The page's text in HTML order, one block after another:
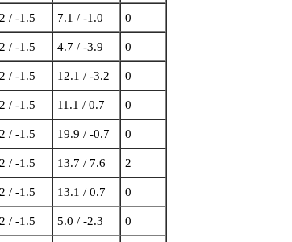
/ -1.5 7.1 / -1.0 0
/ -1.5 4.7 / -3.9 0
/ -1.5 12.1 / -3.2 0
/ -1.5 11.1 / 0.7 0
/ -1.5 19.9 / -0.7 0
/ -1.5 13.7 / 7.6 2
/ -1.5 13.1 / 0.7 0
/ -1.5 5.0 / -2.3 0